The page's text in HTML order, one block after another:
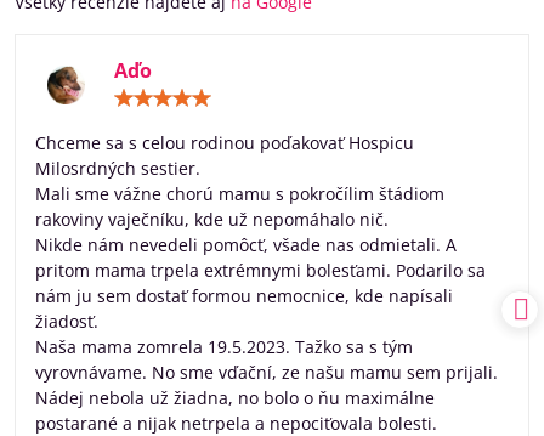
Aďo
5
Chceme sa s celou rodinou poďakovať Hospicu
Milosrdných sestier.
Mali sme vážne chorú mamu s pokročílim štádiom
rakoviny vaječníku, kde už nepomáhalo nič.
Nikde nám nevedeli pomôcť, všade nas odmietali. A
pritom mama trpela extrémnymi bolesťami. Podarilo sa
nám ju sem dostať formou nemocnice, kde napísali
žiadosť.
Naša mama zomrela 19.5.2023. Tažko sa s tým
vyrovnávame. No sme vďační, ze našu mamu sem prijali.
Nádej nebola už žiadna, no bolo o ňu maximálne
postarané a nijak netrpela a nepociťovala bolesti.